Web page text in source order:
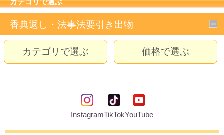
カテゴリで選ぶ
香典返し・法事法要引き出物
カテゴリで選ぶ 価格で選ぶ
InstagramTikTokYouTube